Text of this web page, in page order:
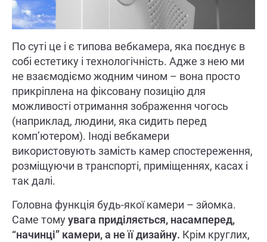
По суті це і є типова вебкамера, яка поєднує в
собі естетику і технологічність. Адже з нею ми
не взаємодіємо жодним чином – вона просто
прикріплена на фіксовану позицію для
можливості отримання зображення чогось
(наприклад, людини, яка сидить перед
комп’ютером). Іноді вебкамери
використовують замість камер спостереження,
розміщуючи в транспорті, приміщеннях, касах і
так далі.
Головна функція будь-якої камери – зйомка.
Саме томуувага приділяється, насамперед,
“начинці” камери, а не її дизайну. Крім круглих,